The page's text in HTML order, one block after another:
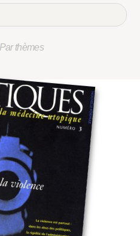
Par thèmes